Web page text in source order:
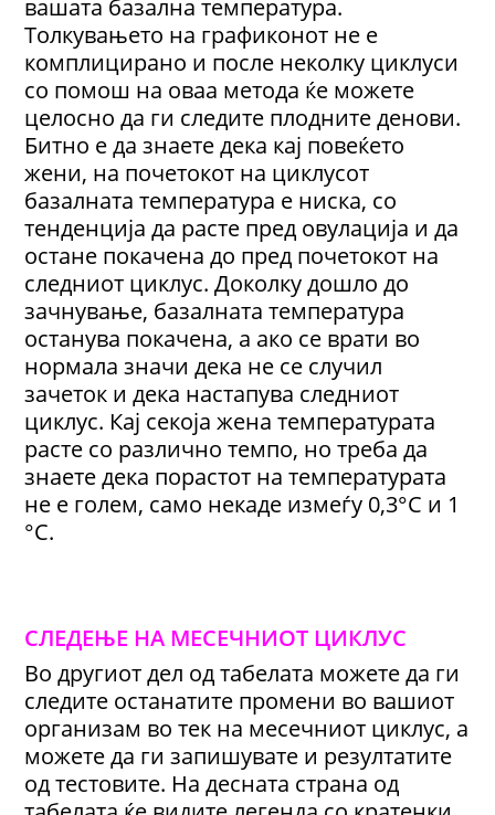
вашата базална температура.
Толкувањето на графиконот не е
комплицирано и после неколку циклуси
со помош на оваа метода ќе можете
целосно да ги следите плодните денови.
Битно е да знаете дека кај повеќето
жени, на почетокот на циклусот
базалната температура е ниска, со
тенденција да расте пред овулација и да
остане покачена до пред почетокот на
следниот циклус. Доколку дошло до
зачнување, базалната температура
останува покачена, а ако се врати во
нормала значи дека не се случил
зачеток и дека настапува следниот
циклус. Кај секоја жена температурата
расте со различно темпо, но треба да
знаете дека порастот на температурата
не е голем, само некаде измеѓу 0,3°C и 1
°C.
СЛЕДЕЊЕ НА МЕСЕЧНИОТ ЦИКЛУС
Во другиот дел од табелата можете да ги
следите останатите промени во вашиот
организам во тек на месечниот циклус, а
можете да ги запишувате и резултатите
од тестовите. На десната страна од